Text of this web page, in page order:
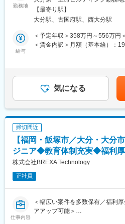
・案件を通じて上流工程やクラ
術にも挑戦しやすい環境です。
れも月給＋賞与＋諸手当）。ス
す◎
にも対応する地域密着型SIerです。
・プライム案件・新技術導入案
変更の範囲：会社の定める業務
の道も多くあります
下記URLから当社の雰囲気を感じ
https://uij-turn-scskns.com/
■業務内容：
・基幹/業務システムの保守・運
要件定義、基本設計、詳細設計
工程への挑戦も可能です。
■＜大分拠点でのプロジェクト例
○SAPパッケージ（多業種向け）
〇自動車部品メーカー向けプラ
〇PowerPlatformを利用しての
〇Informatica（ETL）導入・開発
勤務地
動喫煙対策：屋内全面禁煙
【最寄り駅】
大分駅、古国府駅、西大分駅
給与
＜予定年収＞358万円～556万円
＜賃金内訳＞月額（基本給）：
有＜残業手当＞有＜給与補足＞■
実績あり■賞与：年2回 合計4.0
トワーク推進手当+学び手当※別
支給あり※給与レンジの補足プロ
690万円プロジェクトリーダー
目安の金額であり、選考を通じ
給(月額)は固定手当を含めた表記
気になる
締切間近
【福岡・飯塚市／大分・大分
ジニア◆教育体制充実◆福利
株式会社BREXA Technology
正社員
仕事内容
＜幅広い案件を多数保有／福利
アアップ可能＞